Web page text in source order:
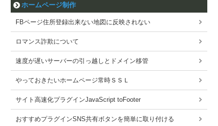
ホームページ制作
FBページ住所登録出来ない地図に反映されない
ロマンス詐欺について
速度が遅いサーバーの引っ越しとドメイン移管
やっておきたいホームページ常時ＳＳＬ
サイト高速化プラグインJavaScript toFooter
おすすめプラグインSNS共有ボタンを簡単に取り付ける